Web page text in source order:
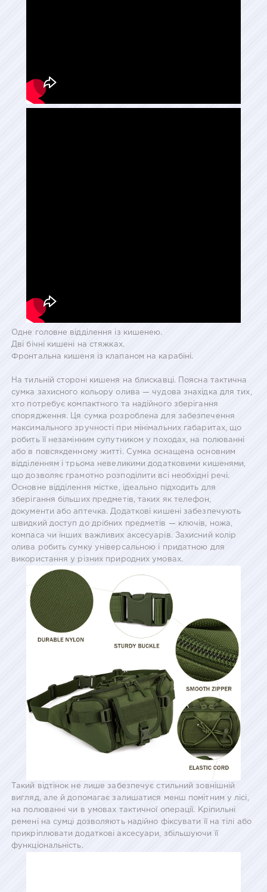
Одне головне відділення із кишенею.
Дві бічні кишені на стяжках.
Фронтальна кишеня із клапаном на карабіні.
На тильній стороні кишеня на блискавці. Поясна тактична
сумка захисного кольору олива — чудова знахідка для тих,
хто потребує компактного та надійного зберігання
спорядження. Ця сумка розроблена для забезпечення
максимального зручності при мінімальних габаритах, що
робить її незамінним супутником у походах, на полюванні
або в повсякденному житті. Сумка оснащена основним
відділенням і трьома невеликими додатковими кишенями,
що дозволяє грамотно розподілити всі необхідні речі.
Основне відділення містке, ідеально підходить для
зберігання більших предметів, таких як телефон,
документи або аптечка. Додаткові кишені забезпечують
швидкий доступ до дрібних предметів — ключів, ножа,
компаса чи інших важливих аксесуарів. Захисний колір
олива робить сумку універсальною і придатною для
використання у різних природних умовах.
Такий відтінок не лише забезпечує стильний зовнішній
вигляд, але й допомагає залишатися менш помітним у лісі,
на полюванні чи в умовах тактичної операції. Кріпильні
ремені на сумці дозволяють надійно фіксувати її на тілі або
прикріплювати додаткові аксесуари, збільшуючи її
функціональність.